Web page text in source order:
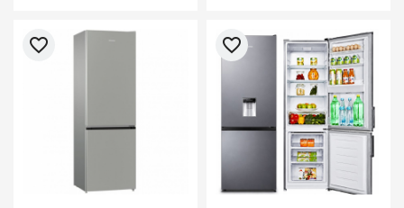
favorite_border favorite_border